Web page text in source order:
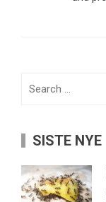
SISTE NYE